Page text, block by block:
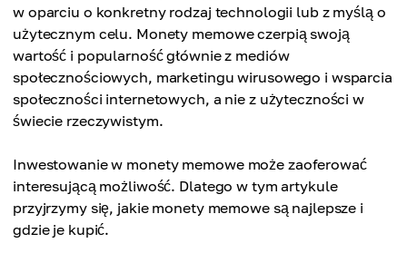
w oparciu o konkretny rodzaj technologii lub z myślą o
użytecznym celu. Monety memowe czerpią swoją
wartość i popularność głównie z mediów
społecznościowych, marketingu wirusowego i wsparcia
społeczności internetowych, a nie z użyteczności w
świecie rzeczywistym.
Inwestowanie w monety memowe może zaoferować
interesującą możliwość. Dlatego w tym artykule
przyjrzymy się, jakie monety memowe są najlepsze i
gdzie je kupić.